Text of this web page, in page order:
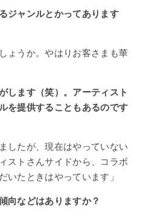
ジャンルとかってあります
ょうか。やはりお客さまも華
します（笑）。アーティスト
を提供することもあるのです
したが、現在はやっていない
ストさんサイドから、コラボ
いたときはやっています」
向などはありますか？